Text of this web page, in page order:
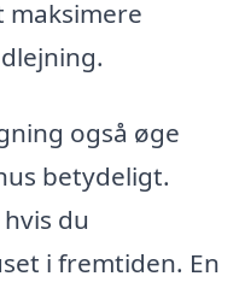
maksimere
også øge
betydeligt.
du
i fremtiden. En